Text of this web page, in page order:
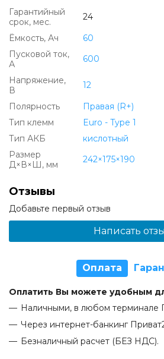
Гарантийный
срок, мес.
24
Ëмкость, Ач
60
Пусковой ток,
А
600
Напряжение,
В
12
Полярность
Правая (R+)
Тип клемм
Euro - Type 1
Тип АКБ
кислотный
Размер
Д×В×Ш, мм
242×175×190
Отзывы
Добавьте первый отзыв
Написать
Оплата
Оплатить Вы можете удобным
Наличными, в любом терминале
Через интернет-банкинг
Безналичный расчет (БЕЗ НДС).